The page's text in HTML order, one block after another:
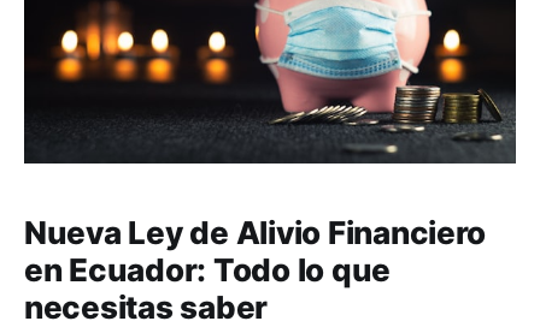
Nueva Ley de Alivio Financiero
en Ecuador: Todo lo que
necesitas saber